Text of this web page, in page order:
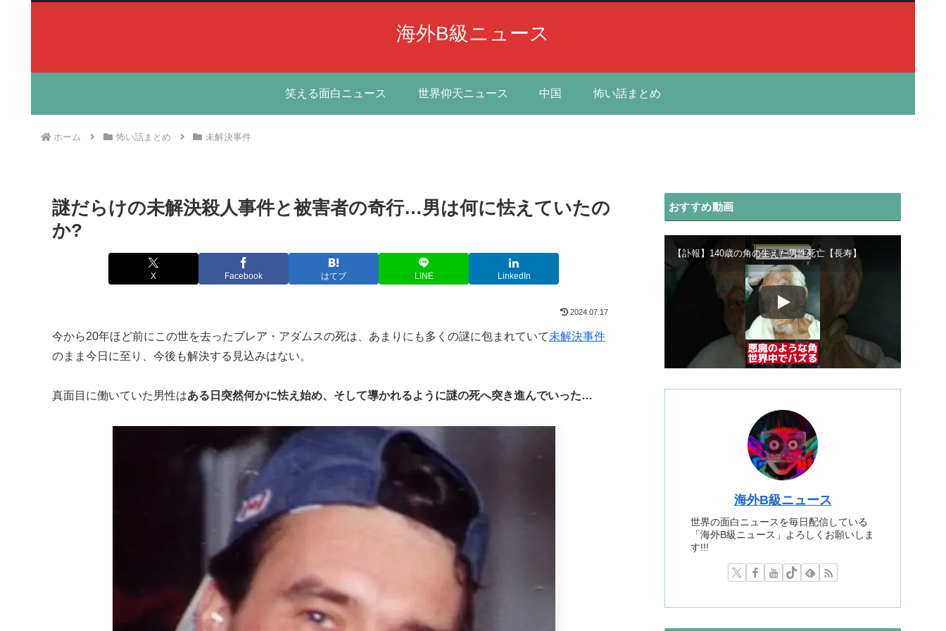
海外B級ニュース
笑える面白ニュース 世界仰天ニュース 中国 怖い話まとめ
ホーム 怖い話まとめ 未解決事件
謎だらけの未解決殺人事件と被害者の奇行…男は何に怯えていたの
か?
X Facebook はてブ LINE LinkedIn
2024.07.17
今から20年ほど前にこの世を去ったブレア・アダムスの死は、あまりにも多くの謎に包まれていて未解決事件
のまま今日に至り、今後も解決する見込みはない。
真面目に働いていた男性はある日突然何かに怯え始め、そして導かれるように謎の死へ突き進んでいった…
おすすめ動画
【訃報】140歳の角の生えた男性死亡【長寿】
海外B級ニュース
世界の面白ニュースを毎日配信している
「海外B級ニュース」よろしくお願いしま
す!!!